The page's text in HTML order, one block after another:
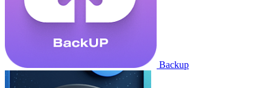
Backup